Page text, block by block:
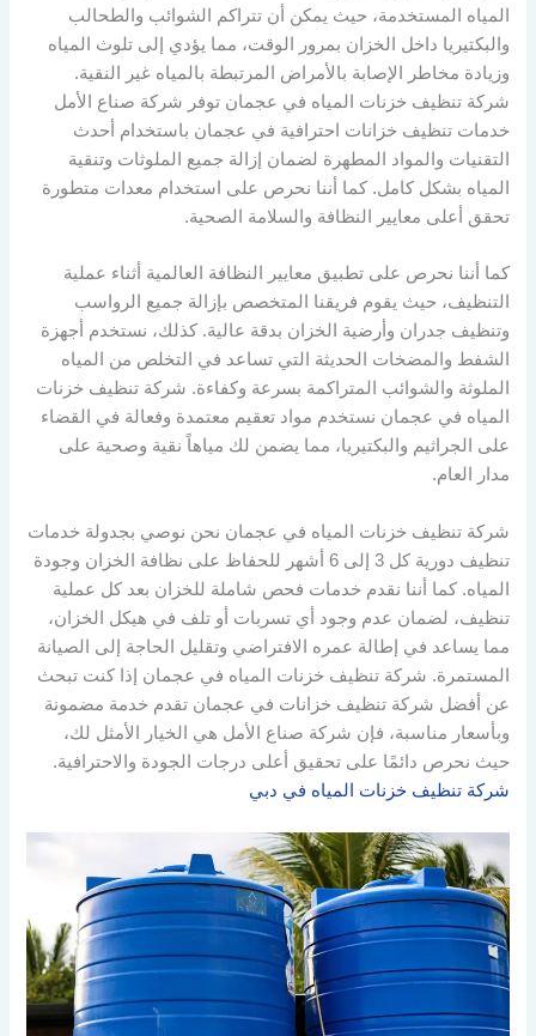
المياه المستخدمة، حيث يمكن أن تتراكم الشوائب والطحالب
والبكتيريا داخل الخزان بمرور الوقت، مما يؤدي إلى تلوث المياه
وزيادة مخاطر الإصابة بالأمراض المرتبطة بالمياه غير النقية.
شركة تنظيف خزنات المياه في عجمان توفر شركة صناع الأمل
خدمات تنظيف خزانات احترافية في عجمان باستخدام أحدث
التقنيات والمواد المطهرة لضمان إزالة جميع الملوثات وتنقية
المياه بشكل كامل. كما أننا نحرص على استخدام معدات متطورة
تحقق أعلى معايير النظافة والسلامة الصحية.
كما أننا نحرص على تطبيق معايير النظافة العالمية أثناء عملية
التنظيف، حيث يقوم فريقنا المتخصص بإزالة جميع الرواسب
وتنظيف جدران وأرضية الخزان بدقة عالية. كذلك، نستخدم أجهزة
الشفط والمضخات الحديثة التي تساعد في التخلص من المياه
الملوثة والشوائب المتراكمة بسرعة وكفاءة. شركة تنظيف خزنات
المياه في عجمان نستخدم مواد تعقيم معتمدة وفعالة في القضاء
على الجراثيم والبكتيريا، مما يضمن لك مياهاً نقية وصحية على
مدار العام.
شركة تنظيف خزنات المياه في عجمان نحن نوصي بجدولة خدمات
تنظيف دورية كل 3 إلى 6 أشهر للحفاظ على نظافة الخزان وجودة
المياه. كما أننا نقدم خدمات فحص شاملة للخزان بعد كل عملية
تنظيف، لضمان عدم وجود أي تسربات أو تلف في هيكل الخزان،
مما يساعد في إطالة عمره الافتراضي وتقليل الحاجة إلى الصيانة
المستمرة. شركة تنظيف خزنات المياه في عجمان إذا كنت تبحث
عن أفضل شركة تنظيف خزانات في عجمان تقدم خدمة مضمونة
وبأسعار مناسبة، فإن شركة صناع الأمل هي الخيار الأمثل لك،
حيث نحرص دائمًا على تحقيق أعلى درجات الجودة والاحترافية.
شركة تنظيف خزنات المياه في دبي